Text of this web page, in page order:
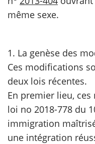
même sexe.
1. La genèse des
Ces modifications
deux lois récentes.
En premier lieu,
loi no 2018-778 du
immigration
une intégration